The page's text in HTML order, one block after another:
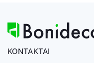
KONTAKTAI